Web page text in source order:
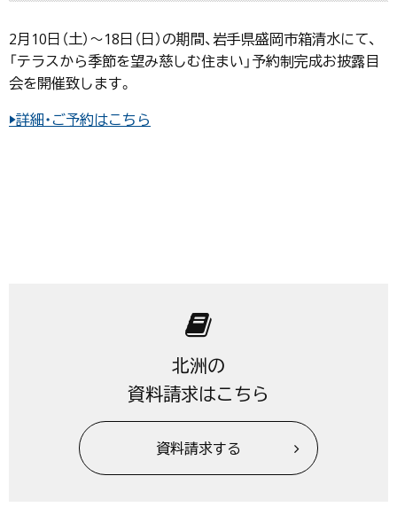
2月10日（土）〜18日（日）の期間、岩手県盛岡市箱清水にて、
「テラスから季節を望み慈しむ住まい」予約制完成お披露目
会を開催致します。
▶詳細・ご予約はこちら
北洲の
資料請求はこちら
資料請求する